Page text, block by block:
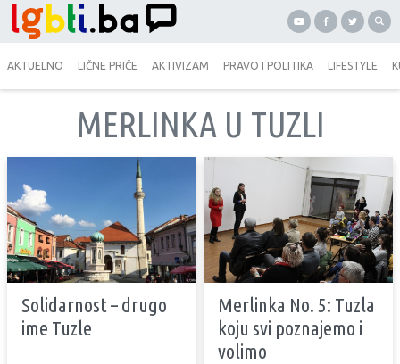
AKTUELNO LIČNE PRIČE AKTIVIZAM PRAVO I POLITIKA LIFESTYLE
MERLINKA U TUZLI
Solidarnost – drugo
ime Tuzle
Merlinka No. 5: Tuzla
koju svi poznajemo i
volimo